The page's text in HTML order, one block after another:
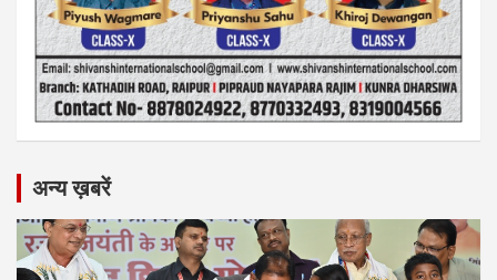
अन्य ख़बरें